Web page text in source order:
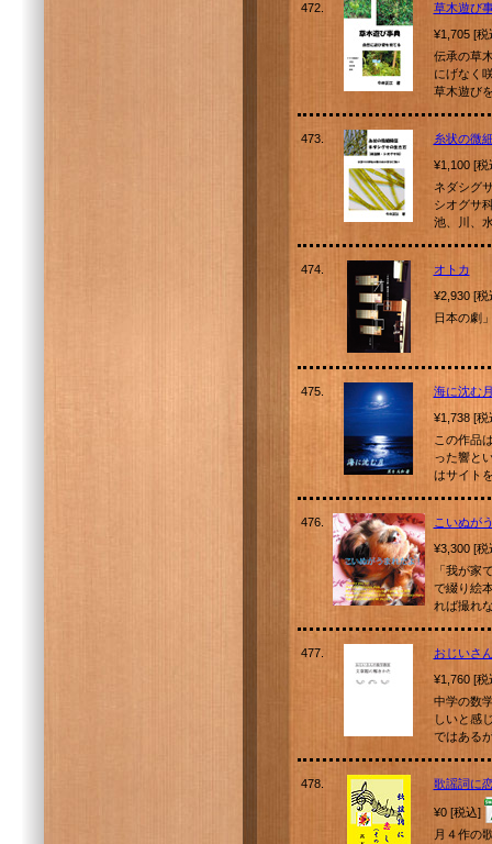
472.
草木遊び
¥1,705 [
伝承の草
にげなく
草木遊び
473.
糸状の微
¥1,100 [
ネダシグ
シオグサ
池、川、
474.
オトカ
¥2,930 [
日本の劇
475.
海に沈む
¥1,738 [
この作品
った響と
はサイト
476.
こいぬが
¥3,300 [
「我が
で綴り絵
れば撮れ
477.
おじいさ
¥1,760 [
中学の数
しいと感
ではある
478. 歌謡詞に
¥0 [税込]
月４作の